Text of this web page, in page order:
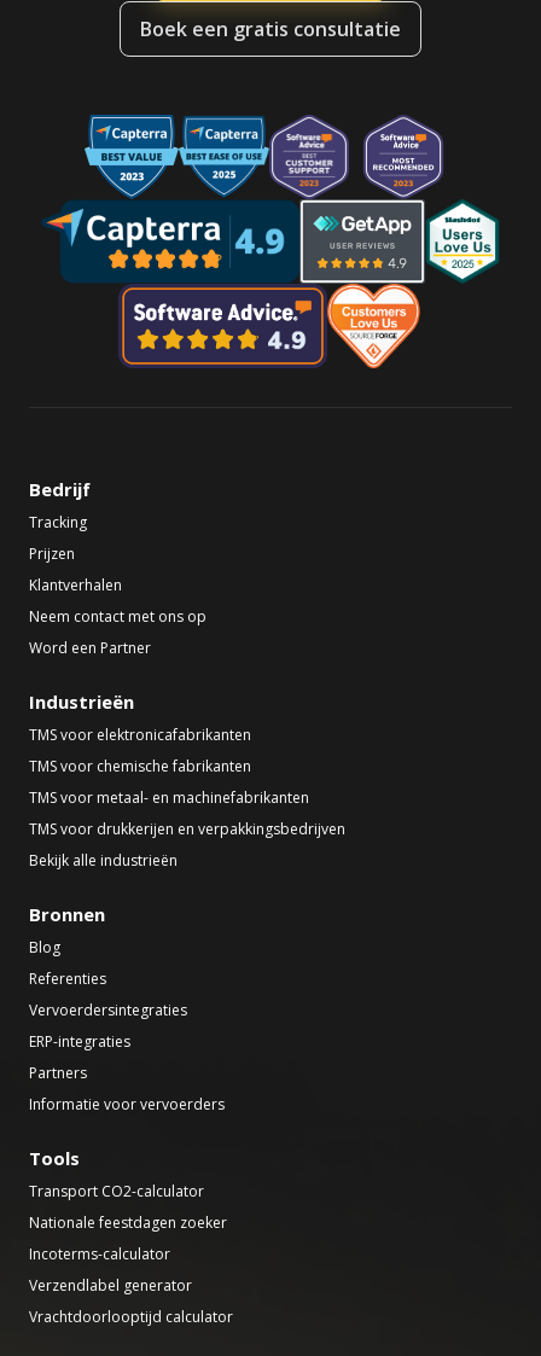
Boek een gratis consultatie
Bedrijf
Tracking
Prijzen
Klantverhalen
Neem contact met ons op
Word een Partner
Industrieën
TMS voor elektronicafabrikanten
TMS voor chemische fabrikanten
TMS voor metaal- en machinefabrikanten
TMS voor drukkerijen en verpakkingsbedrijven
Bekijk alle industrieën
Bronnen
Blog
Referenties
Vervoerdersintegraties
ERP-integraties
Partners
Informatie voor vervoerders
Tools
Transport CO2-calculator
Nationale feestdagen zoeker
Incoterms-calculator
Verzendlabel generator
Vrachtdoorlooptijd calculator